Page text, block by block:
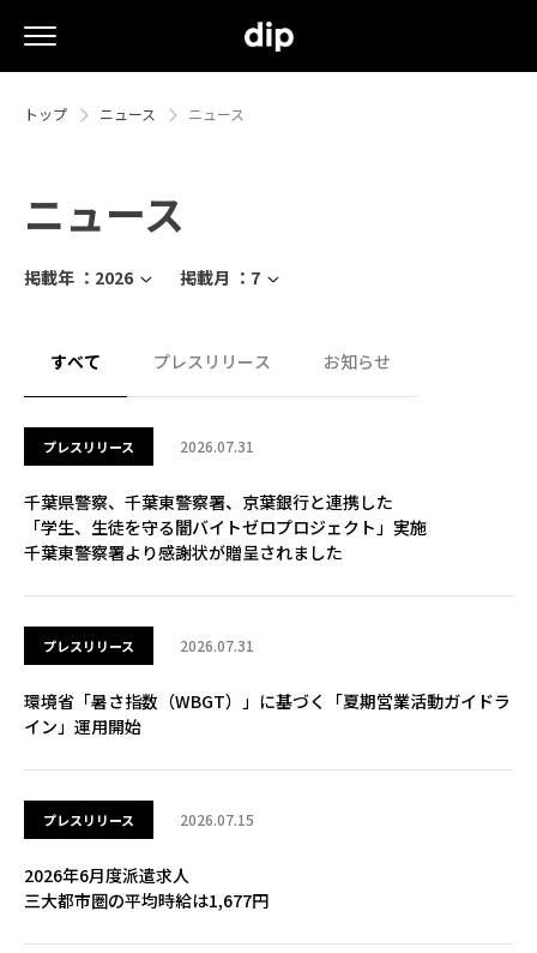
トップ ニュース ニュース
ニュース
掲載年 ： 2026 掲載月 ： 7
すべて プレスリリース お知らせ
プレスリリース 2026.07.31
千葉県警察、千葉東警察署、京葉銀行と連携した
「学生、生徒を守る闇バイトゼロプロジェクト」実施
千葉東警察署より感謝状が贈呈されました
プレスリリース 2026.07.31
環境省「暑さ指数（WBGT）」に基づく「夏期営業活動ガイドラ
イン」運用開始
プレスリリース 2026.07.15
2026年6月度派遣求人
三大都市圏の平均時給は1,677円